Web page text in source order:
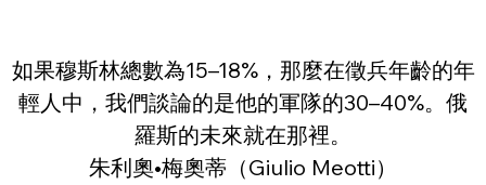
如果穆斯林總數為15–18%，那麼在徵兵年齡的年
輕人中，我們談論的是他的軍隊的30–40%。俄
羅斯的未來就在那裡。
朱利奧•梅奧蒂（Giulio Meotti‏）